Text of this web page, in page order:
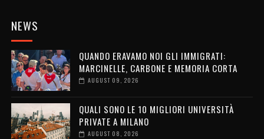
NEWS
QUANDO ERAVAMO NOI GLI IMMIGRATI:
MARCINELLE, CARBONE E MEMORIA CORTA
AUGUST 09, 2026
QUALI SONO LE 10 MIGLIORI UNIVERSITÀ
PRIVATE A MILANO
AUGUST 08, 2026